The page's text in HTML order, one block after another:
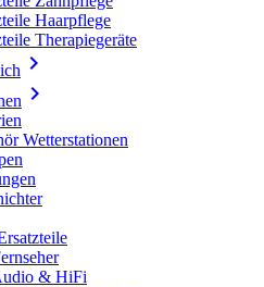
Haarpflege
Therapiegeräte


Wetterstationen
& HiFi